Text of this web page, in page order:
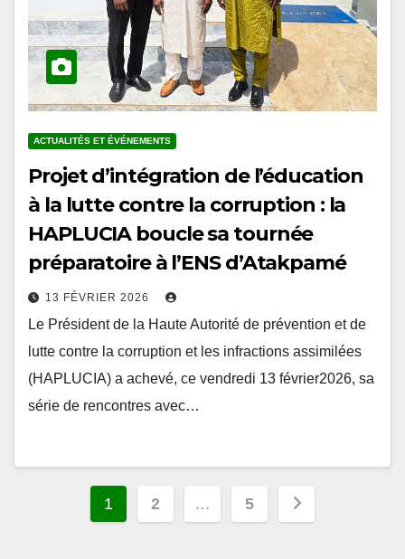
Projet d’intégration de l’éducation
à la lutte contre la corruption : la
HAPLUCIA boucle sa tournée
préparatoire à l’ENS d’Atakpamé
13 FÉVRIER 2026
Le Président de la Haute Autorité de prévention et de
lutte contre la corruption et les infractions assimilées
(HAPLUCIA) a achevé, ce vendredi 13 février2026, sa
série de rencontres avec…
Pagination
des
1